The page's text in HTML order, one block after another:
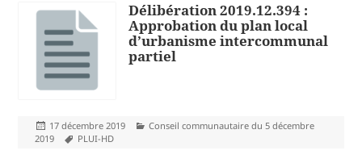
Délibération 2019.12.394 :
Approbation du plan local
d’urbanisme intercommunal
partiel
Publié
le
17 décembre 2019 Catégories
Conseil communautaire du 5 décembre
2019
Mots-
PLUI-HD